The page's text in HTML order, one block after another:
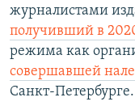
журналистами
получивший в
режима как
совершавшей
Санкт-Петербурге.